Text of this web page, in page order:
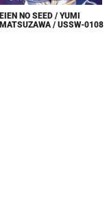
EIEN NO SEED / YUMI
MATSUZAWA / USSW-0108